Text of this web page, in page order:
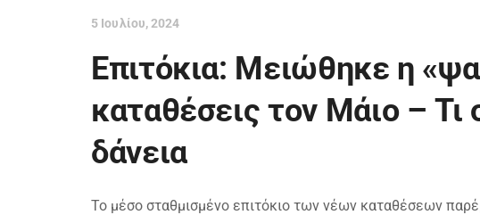
5 Ιουλίου, 2024
Επιτόκια: Μειώθηκε η
καταθέσεις τον Μάιο – Τι
δάνεια
Το μέσο σταθμισμένο επιτόκιο των νέων καταθέσεων